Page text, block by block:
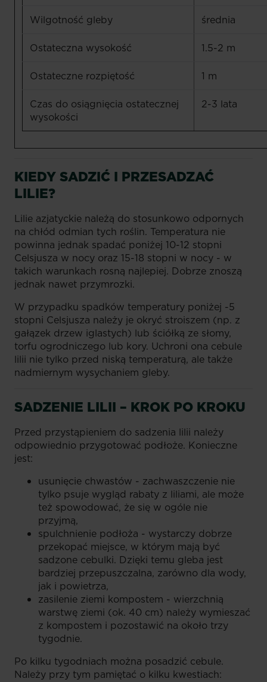
Wilgotność gleby średnia
Ostateczna wysokość 1.5-2 m
Ostateczne rozpiętość 1 m
Czas do osiągnięcia ostatecznej
wysokości
2-3 lata
KIEDY SADZIĆ I PRZESADZAĆ
LILIE?
Lilie azjatyckie należą do stosunkowo odpornych
na chłód odmian tych roślin. Temperatura nie
powinna jednak spadać poniżej 10-12 stopni
Celsjusza w nocy oraz 15-18 stopni w nocy - w
takich warunkach rosną najlepiej. Dobrze znoszą
jednak nawet przymrozki.
W przypadku spadków temperatury poniżej -5
stopni Celsjusza należy je okryć stroiszem (np. z
gałązek drzew iglastych) lub ściółką ze słomy,
torfu ogrodniczego lub kory. Uchroni ona cebule
lilii nie tylko przed niską temperaturą, ale także
nadmiernym wysychaniem gleby.
SADZENIE LILII – KROK PO KROKU
Przed przystąpieniem do sadzenia lilii należy
odpowiednio przygotować podłoże. Konieczne
jest:
usunięcie chwastów - zachwaszczenie nie
tylko psuje wygląd rabaty z liliami, ale może
też spowodować, że się w ogóle nie
przyjmą,
spulchnienie podłoża - wystarczy dobrze
przekopać miejsce, w którym mają być
sadzone cebulki. Dzięki temu gleba jest
bardziej przepuszczalna, zarówno dla wody,
jak i powietrza,
zasilenie ziemi kompostem - wierzchnią
warstwę ziemi (ok. 40 cm) należy wymieszać
z kompostem i pozostawić na około trzy
tygodnie.
Po kilku tygodniach można posadzić cebule.
Należy przy tym pamiętać o kilku kwestiach: